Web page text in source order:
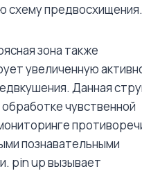
схему предвосхищения.
зона также
увеличенную
Данная
чувственной
познавательными
pin up вызывает